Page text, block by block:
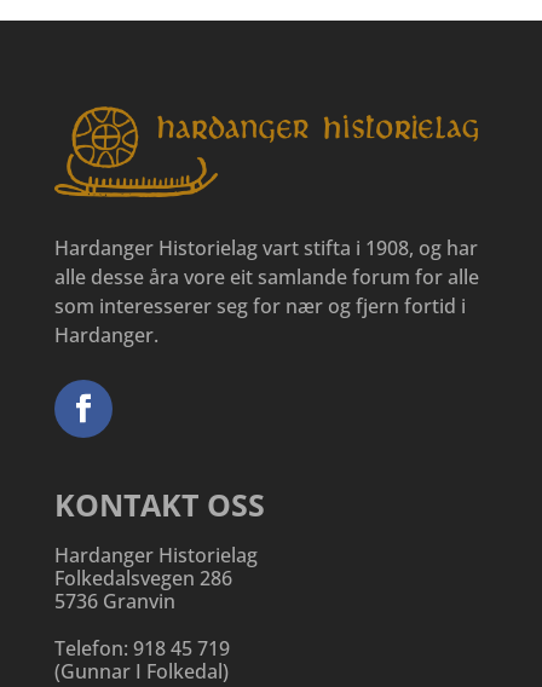
Hardanger Historielag vart stifta i 1908, og har
alle desse åra vore eit samlande forum for alle
som interesserer seg for nær og fjern fortid i
Hardanger.
KONTAKT OSS
Hardanger Historielag
Folkedalsvegen 286
5736 Granvin
Telefon: 918 45 719
(Gunnar I Folkedal)